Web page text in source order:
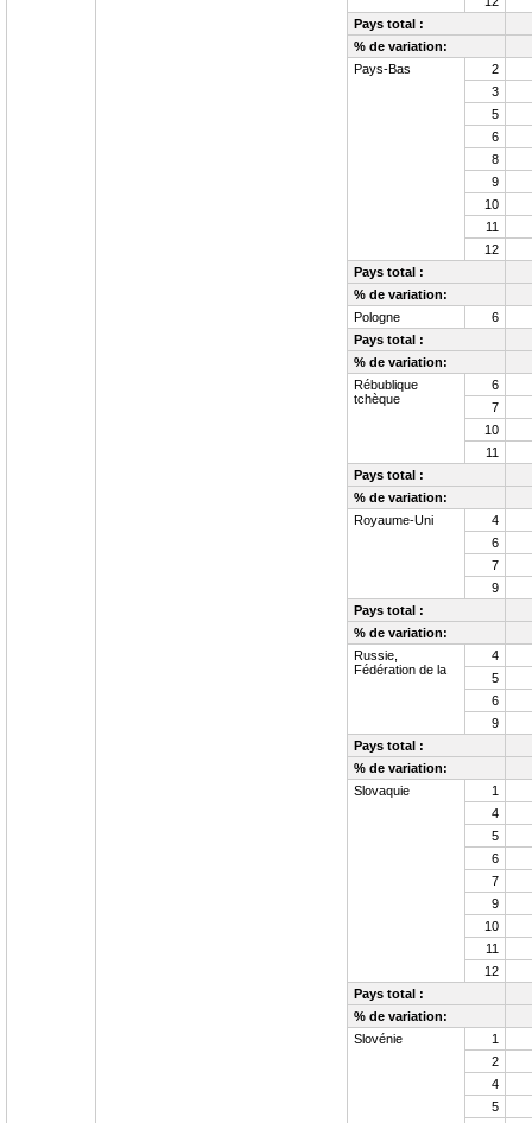
Pays total :
% de variation:
Pays-Bas
2
3
5
6
8
9
10
11
12
Pays total :
% de variation:
Pologne
6
Pays total :
% de variation:
Rébublique
tchèque
6
7
10
11
Pays total :
% de variation:
Royaume-Uni
4
6
7
9
Pays total :
% de variation:
Russie,
Fédération de la
4
5
6
9
Pays total :
% de variation:
Slovaquie
1
4
5
6
7
9
10
11
12
Pays total :
% de variation:
Slovénie
1
2
4
5